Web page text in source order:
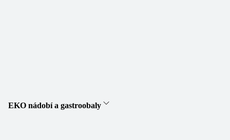
EKO nádobí a gastroobaly